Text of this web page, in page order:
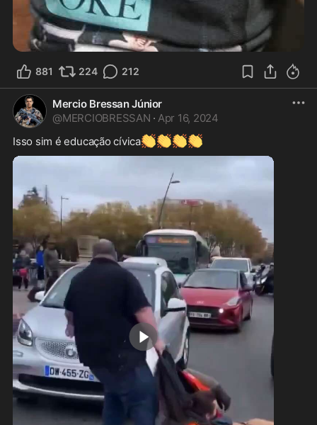
881 224 212
Mercio Bressan Júnior
@MERCIOBRESSAN · Apr 16, 2024
Isso sim é educação cívica👏👏👏👏